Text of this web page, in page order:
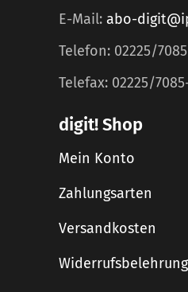
E-Mail: abo-
Telefon: 02225/
Telefax: 02225/
digit! Shop
Mein Konto
Zahlungsarten
Versandkosten
Widerrufsbelehrung